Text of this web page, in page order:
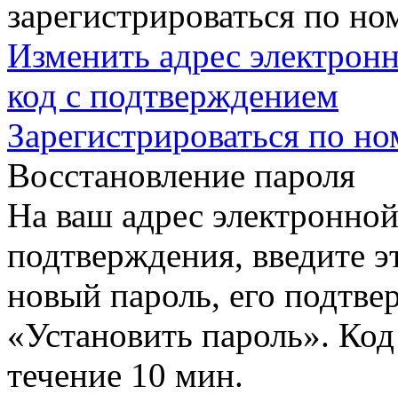
зарегистрироваться по
Изменить адрес
код с подтверждением
Зарегистрироваться по
Восстановление пароля
На ваш адрес
подтверждения, введите
новый пароль, его
«Установить пароль».
течение 10 мин.